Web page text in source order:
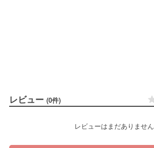
レビュー (0件)
レビューはまだありません